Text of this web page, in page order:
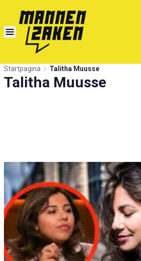
Startpagina Talitha Muusse
Talitha Muusse